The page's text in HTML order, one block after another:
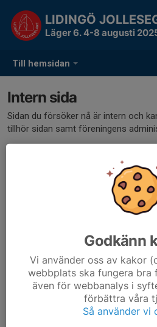
Till hemsidan
LIDINGÖ
Läger 6. 4-8 augusti
Intern sida
Sidan du försöker nå är intern och
tillhör sidan samt föreningens
Godkänn
Vi använder oss av kakor
webbplats ska fungera bra
även för webbanalys i
förbättra våra
Så använder vi